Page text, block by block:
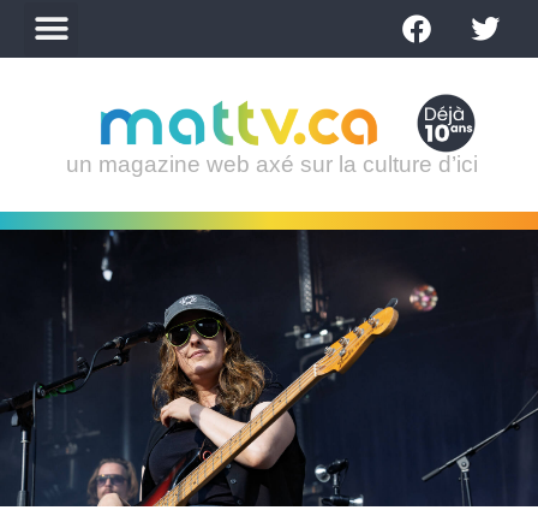
un magazine web axé sur la culture d’ici